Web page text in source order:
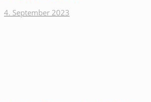
4. September 2023